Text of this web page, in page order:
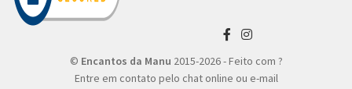
© Encantos da Manu 2015-2026 - Feito com ?
Entre em contato pelo chat online ou e-mail